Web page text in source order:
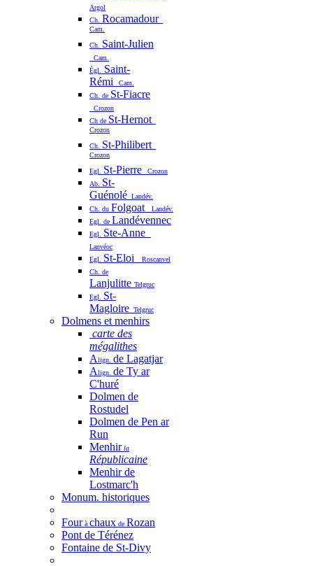
Argol
Ch. Rocamadour
Cam.
Ch. Saint-Julien
Cam.
Égl.
Saint-
Rémi
Cam.
Ch. de St-Fiacre
Crozon
Ch de St-Hernot
Crozon
Ch. St-Philibert
Crozon
Egl. St-Pierre
Crozon
Ab. St-
Guénolé Landév.
Ch. du Folgoat
Landév.
Egl. de Landévennec
Egl. Ste-Anne
Lanvéoc
Egl. St-Eloi
Roscanvel
Ch. de
Lanjulitte Telgruc
Egl. St-
Magloire Telgruc
Dolmens et menhirs
carte des
mégalithes
Align. de Lagatjar
Align. de Ty ar
C'huré
Dolmen de
Rostudel
Dolmen de Pen ar
Run
Menhirla
Républicaine
Menhir de
Lostmarc'h
Monum. historiques
Fourà chaux de Rozan
Pont de Térénez
Fontaine de St-Divy